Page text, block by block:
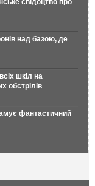
свідоцтво про
над базою, де
шкіл на
обстрілів
фантастичний